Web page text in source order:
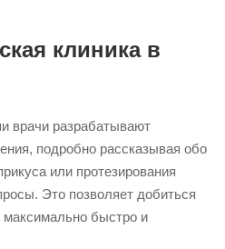
клиника в
врачи разрабатывают
подробно рассказывая обо
или протезирования
Это позволяет добиться
максимально быстро и